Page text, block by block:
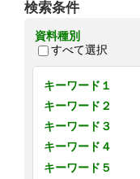
検索条件
資料種別
すべて選択
キーワード１
キーワード２
キーワード３
キーワード４
キーワード５